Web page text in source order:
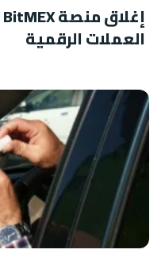
العملات الرقمية